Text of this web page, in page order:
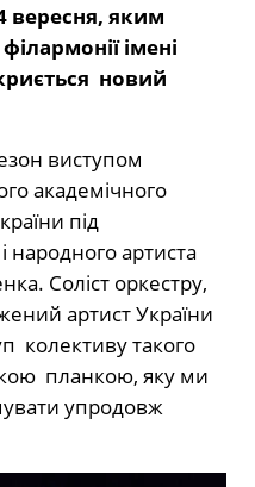
вересня, яким
імені
новий
виступом
академічного
під
народного артиста
Соліст оркестру,
артист України
колективу такого
планкою, яку ми
упродовж